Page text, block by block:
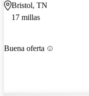
Bristol, TN
17 millas
Buena oferta